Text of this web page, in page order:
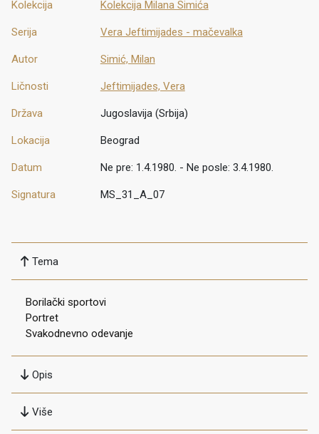
Kolekcija Kolekcija Milana Simića
Serija Vera Jeftimijades - mačevalka
Autor Simić, Milan
Ličnosti Jeftimijades, Vera
Država Jugoslavija (Srbija)
Lokacija Beograd
Datum Ne pre: 1.4.1980. - Ne posle: 3.4.1980.
Signatura MS_31_A_07
Tema
Borilački sportovi
Portret
Svakodnevno odevanje
Opis
Više